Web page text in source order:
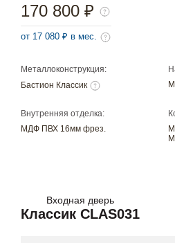
Металлоконструкция:
Бастион Классик
Внутренняя отделка:
МДФ ПВХ 16мм фрез.
170 800 ₽
от 17 080 ₽ в мес.
Входная дверь
Классик CLAS031